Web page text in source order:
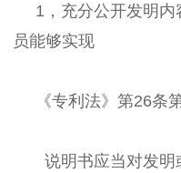
1，充分公开发明内
员能够实现
《专利法》第26条第
说明书应当对发明